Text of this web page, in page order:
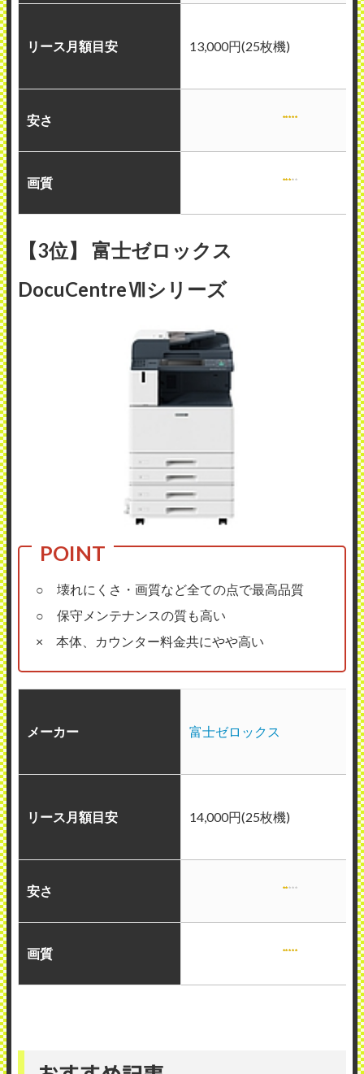
リース月額目安 13,000円(25枚機)
安さ
画質
【3位】 富士ゼロックス
DocuCentreⅦシリーズ
○ 壊れにくさ・画質など全ての点で最高品質
○ 保守メンテナンスの質も高い
× 本体、カウンター料金共にやや高い
メーカー 富士ゼロックス
リース月額目安 14,000円(25枚機)
安さ
画質